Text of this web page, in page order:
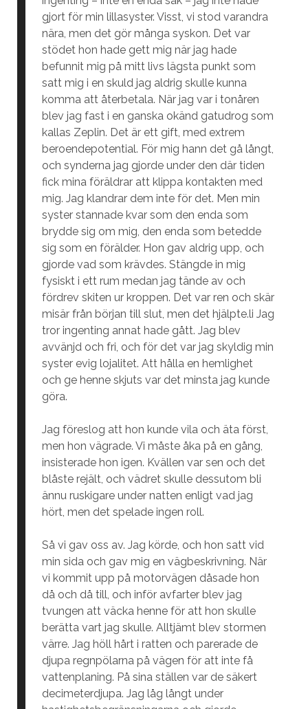
gjort för min lillasyster. Visst, vi stod varandra
nära, men det gör många syskon. Det var
stödet hon hade gett mig när jag hade
befunnit mig på mitt livs lägsta punkt som
satt mig i en skuld jag aldrig skulle kunna
komma att återbetala. När jag var i tonåren
blev jag fast i en ganska okänd gatudrog som
kallas Zeplin. Det är ett gift, med extrem
beroendepotential. För mig hann det gå långt,
och synderna jag gjorde under den där tiden
fick mina föräldrar att klippa kontakten med
mig. Jag klandrar dem inte för det. Men min
syster stannade kvar som den enda som
brydde sig om mig, den enda som betedde
sig som en förälder. Hon gav aldrig upp, och
gjorde vad som krävdes. Stängde in mig
fysiskt i ett rum medan jag tände av och
fördrev skiten ur kroppen. Det var ren och skär
misär från början till slut, men det hjälpte.li Jag
tror ingenting annat hade gått. Jag blev
avvänjd och fri, och för det var jag skyldig min
syster evig lojalitet. Att hålla en hemlighet
och ge henne skjuts var det minsta jag kunde
göra.
Jag föreslog att hon kunde vila och äta först,
men hon vägrade. Vi måste åka på en gång,
insisterade hon igen. Kvällen var sen och det
blåste rejält, och vädret skulle dessutom bli
ännu ruskigare under natten enligt vad jag
hört, men det spelade ingen roll.
Så vi gav oss av. Jag körde, och hon satt vid
min sida och gav mig en vägbeskrivning. När
vi kommit upp på motorvägen dåsade hon
då och då till, och inför avfarter blev jag
tvungen att väcka henne för att hon skulle
berätta vart jag skulle. Alltjämt blev stormen
värre. Jag höll hårt i ratten och parerade de
djupa regnpölarna på vägen för att inte få
vattenplaning. På sina ställen var de säkert
decimeterdjupa. Jag låg långt under